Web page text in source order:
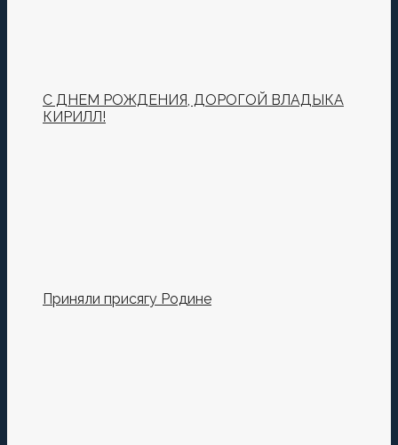
С ДНЕМ РОЖДЕНИЯ, ДОРОГОЙ ВЛАДЫКА
КИРИЛЛ!
Приняли присягу Родине